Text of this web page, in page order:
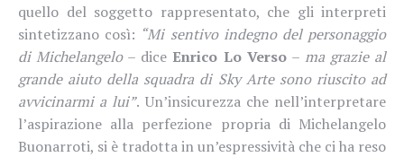
quello del soggetto rappresentato, che gli interpreti
sintetizzano così: “Mi sentivo indegno del personaggio
di Michelangelo– dice Enrico Lo Verso– ma grazie al
grande aiuto della squadra di Sky Arte sono riuscito ad
avvicinarmi a lui”. Un’insicurezza che nell’interpretare
l’aspirazione alla perfezione propria di Michelangelo
Buonarroti, si è tradotta in un’espressività che ci ha reso